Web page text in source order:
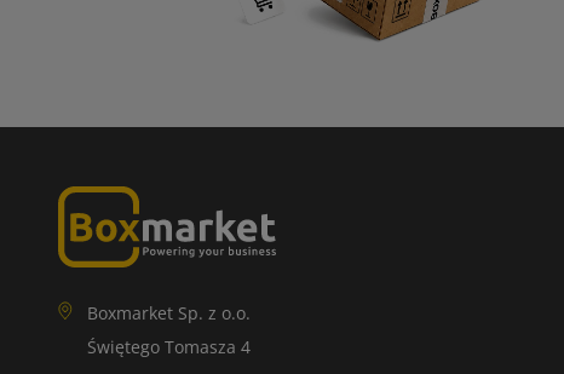
Boxmarket Sp. z o.o.
Świętego Tomasza 4